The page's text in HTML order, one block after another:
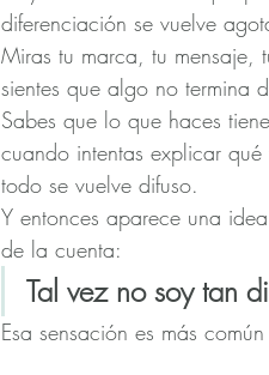
diferenciación se vuelve
Miras tu marca, tu mensaje,
sientes que algo no termina
Sabes que lo que haces
cuando intentas explicar
todo se vuelve difuso.
Y entonces aparece una
de la cuenta:
Tal vez no soy tan
Esa sensación es más